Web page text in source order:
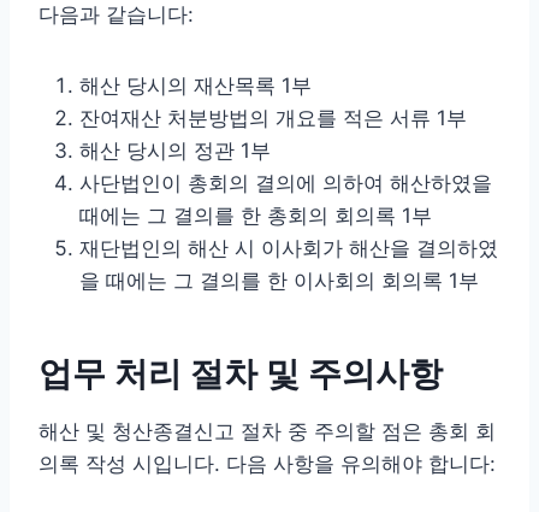
다음과 같습니다:
해산 당시의 재산목록 1부
잔여재산 처분방법의 개요를 적은 서류 1부
해산 당시의 정관 1부
사단법인이 총회의 결의에 의하여 해산하였을
때에는 그 결의를 한 총회의 회의록 1부
재단법인의 해산 시 이사회가 해산을 결의하였
을 때에는 그 결의를 한 이사회의 회의록 1부
업무 처리 절차 및 주의사항
해산 및 청산종결신고 절차 중 주의할 점은 총회 회
의록 작성 시입니다. 다음 사항을 유의해야 합니다: